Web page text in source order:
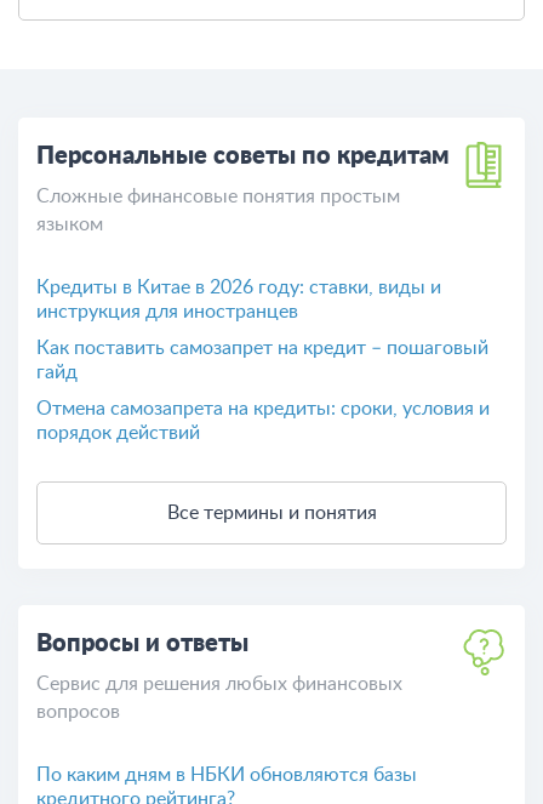
Персональные советы по кредитам
Сложные финансовые понятия простым
языком
Кредиты в Китае в 2026 году: ставки, виды и
инструкция для иностранцев
Как поставить самозапрет на кредит – пошаговый
гайд
Отмена самозапрета на кредиты: сроки, условия и
порядок действий
Все термины и понятия
Вопросы и ответы
Сервис для решения любых финансовых
вопросов
По каким дням в НБКИ обновляются базы
кредитного рейтинга?